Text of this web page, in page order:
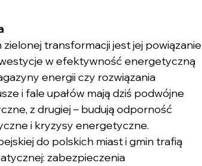
transformacji jest jej powiązanie
w efektywność energetyczną
energii czy rozwiązania
i fale upałów mają dziś podwójne
z drugiej – budują odporność
i kryzysy energetyczne.
do polskich miast i gmin trafią
zabezpieczenia